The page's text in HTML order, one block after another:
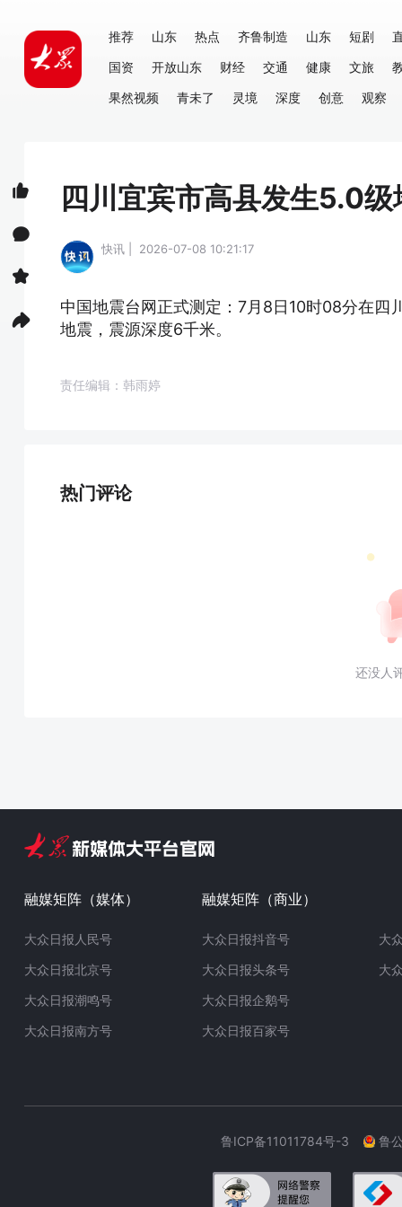
推荐 山东 热点 齐鲁制造 山东 短剧
国资
开放山东 财经 交通 健康 文旅
果然视频
青未了 灵境 深度 创意 观察
四川宜宾市高县发生5.0级
快讯 | 2026-07-08 10:21:17
中国地震台网正式测定：7月8日10时08分在
地震，震源深度6千米。
责任编辑：韩雨婷
热门评论
还没人
融媒矩阵（媒体）
大众日报人民号
大众日报北京号
大众日报潮鸣号
大众日报南方号
融媒矩阵（商业）
大众日报抖音号
大众日报头条号
大众日报企鹅号
大众日报百家号
大
大
鲁ICP备11011784号-3 鲁